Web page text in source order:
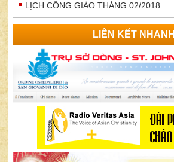
LỊCH CÔNG GIÁO THÁNG 02/2018
LIÊN KẾT NHANH